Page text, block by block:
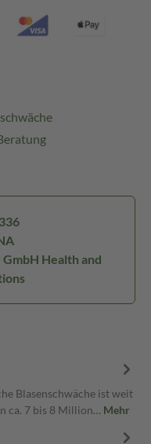
Health and
Blasenschwäche ist weit
ca. 7 bis 8 Million… Mehr